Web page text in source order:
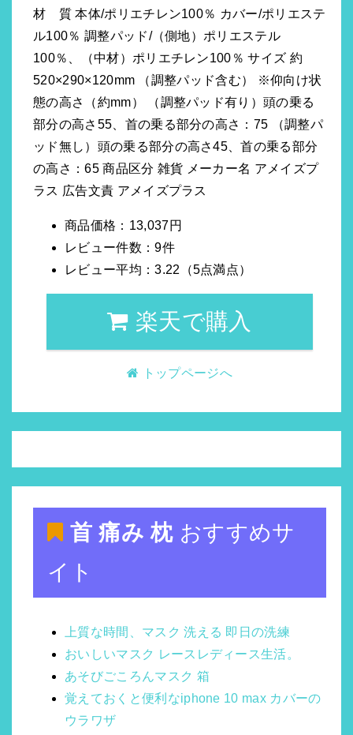
材 質 本体/ポリエチレン100％ カバー/ポリエステ
ル100％ 調整パッド/（側地）ポリエステル
100％、（中材）ポリエチレン100％ サイズ 約
520×290×120mm （調整パッド含む） ※仰向け状
態の高さ（約mm） （調整パッド有り）頭の乗る
部分の高さ55、首の乗る部分の高さ：75 （調整パ
ッド無し）頭の乗る部分の高さ45、首の乗る部分
の高さ：65 商品区分 雑貨 メーカー名 アメイズプ
ラス 広告文責 アメイズプラス
商品価格：13,037円
レビュー件数：9件
レビュー平均：3.22（5点満点）
楽天で購入
トップページへ
首 痛み 枕おすすめサ
イト
上質な時間、マスク 洗える 即日の洗練
おいしいマスク レースレディース生活。
あそびごころんマスク 箱
覚えておくと便利なiphone 10 max カバーの
ウラワザ